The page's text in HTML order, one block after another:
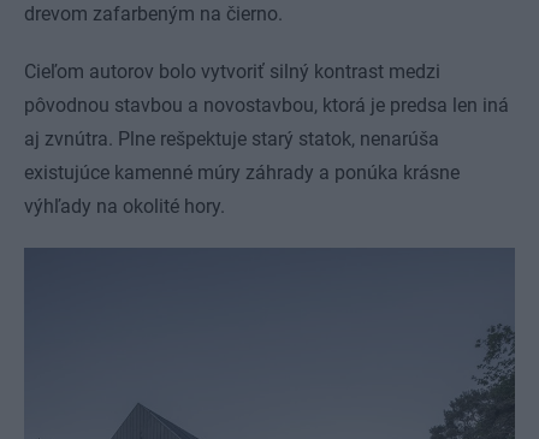
drevom zafarbeným na čierno.
Cieľom autorov bolo vytvoriť silný kontrast medzi
pôvodnou stavbou a novostavbou, ktorá je predsa len iná
aj zvnútra. Plne rešpektuje starý statok, nenarúša
existujúce kamenné múry záhrady a ponúka krásne
výhľady na okolité hory.